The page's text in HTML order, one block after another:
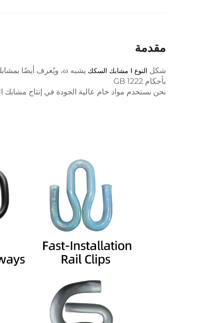
مقدمة
شكل النوع Ⅰ مشابك السكك
بأحكام GB 1222
نحن نستخدم مواد خام عالية الجودة في إنتاج مشابك